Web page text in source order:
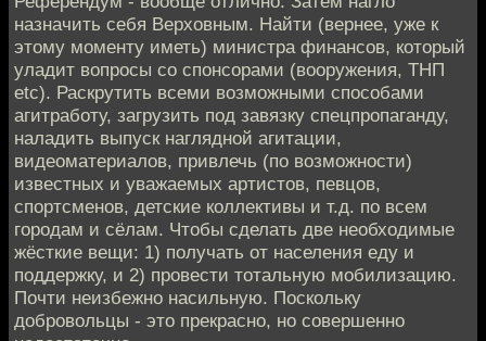
назначить себя Верховным. Найти (вернее, уже к
этому моменту иметь) министра финансов, который
уладит вопросы со спонсорами (вооружения, ТНП
etc). Раскрутить всеми возможными способами
агитработу, загрузить под завязку спецпропаганду,
наладить выпуск наглядной агитации,
видеоматериалов, привлечь (по возможности)
известных и уважаемых артистов, певцов,
спортсменов, детские коллективы и т.д. по всем
городам и сёлам. Чтобы сделать две необходимые
жёсткие вещи: 1) получать от населения еду и
поддержку, и 2) провести тотальную мобилизацию.
Почти неизбежно насильную. Поскольку
добровольцы - это прекрасно, но совершенно